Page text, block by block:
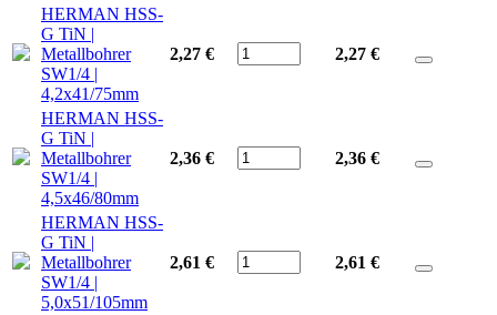
HERMAN HSS-
G TiN |
Metallbohrer
SW1/4 |
4,2x41/75mm
2,27 € 2,27 €
HERMAN HSS-
G TiN |
Metallbohrer
SW1/4 |
4,5x46/80mm
2,36 € 2,36 €
HERMAN HSS-
G TiN |
Metallbohrer
SW1/4 |
5,0x51/105mm
2,61 € 2,61 €